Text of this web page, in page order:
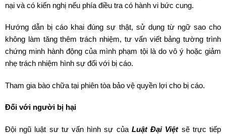
nại và có kiến nghị nếu phía điều tra có hành vi bức cung.
Hướng dẫn bị cáo khai đúng sự thật, sử dụng từ ngữ sao cho
không làm tăng thêm trách nhiệm, tư vấn viết bảng tường trình
chứng minh hành động của mình phạm tội là do vô ý hoặc giảm
nhẹ trách nhiệm hình sự đối với bị cáo.
Tham gia bào chữa tại phiên tòa bảo vệ quyền lợi cho bị cáo.
Đối với người bị hại
Đội ngũ luật sư tư vấn hình sự của Luật Đại Việtsẽ trực tiếp